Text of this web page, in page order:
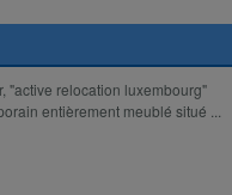
"active relocation luxembourg"
entièrement meublé situé ...